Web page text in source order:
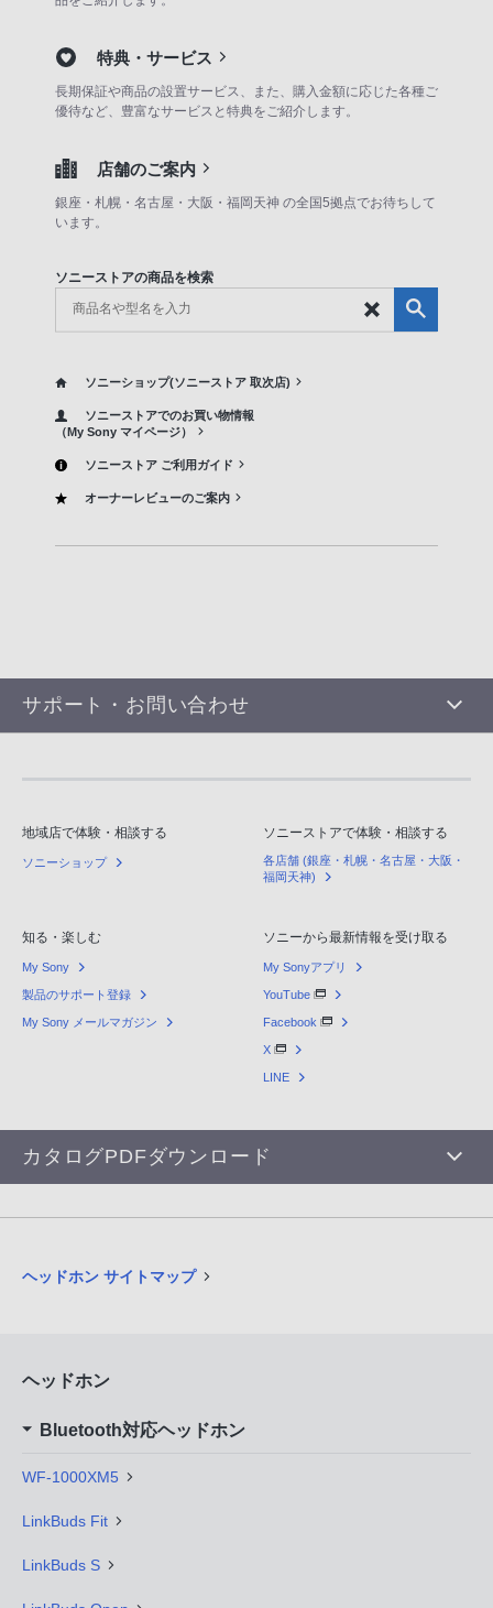
特典・サービス
長期保証や商品の設置サービス、また、購入金額に応じた各種ご
優待など、豊富なサービスと特典をご紹介します。
店舗のご案内
銀座・札幌・名古屋・大阪・福岡天神 の全国5拠点でお待ちして
います。
ソニーストアの商品を検索
ソニーショップ(ソニーストア 取次店)
ソニーストアでのお買い物情報
（My Sony マイページ）
ソニーストア ご利用ガイド
オーナーレビューのご案内
サポート・お問い合わせ
地域店で体験・相談する
ソニーショップ
ソニーストアで体験・相談する
各店舗 (銀座・札幌・名古屋・大阪・
福岡天神)
知る・楽しむ
My Sony
製品のサポート登録
My Sony メールマガジン
ソニーから最新情報を受け取る
My Sonyアプリ
YouTube
Facebook
X
LINE
カタログPDFダウンロード
ヘッドホン サイトマップ
ヘッドホン
Bluetooth対応ヘッドホン
WF-1000XM5
LinkBuds Fit
LinkBuds S